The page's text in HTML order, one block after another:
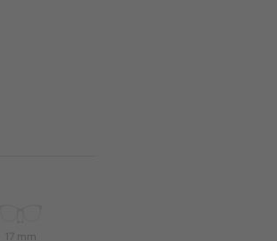
17 mm